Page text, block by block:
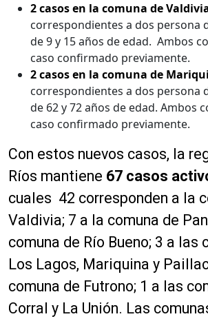
2 casos en la comuna de
correspondientes a dos persona
de 9 y 15 años de edad. Ambos
caso confirmado previamente.
2 casos en la comuna de
correspondientes a dos persona
de 62 y 72 años de edad. Ambos
caso confirmado previamente.
Con estos nuevos casos, la
Ríos mantiene 67 casos
cuales 42 corresponden a la
Valdivia; 7 a la comuna de
comuna de Río Bueno; 3 a las
Los Lagos, Mariquina y
comuna de Futrono; 1 a las
Corral y La Unión. Las